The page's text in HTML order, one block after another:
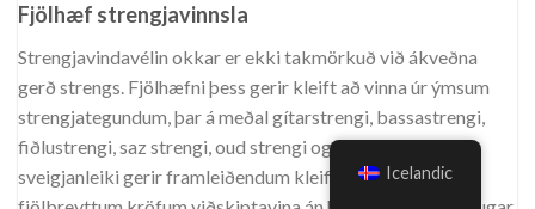
Fjölhæf strengjavinnsla
Strengjavindavélin okkar er ekki takmörkuð við ákveðna
gerð strengs. Fjölhæfni þess gerir kleift að vinna úr ýmsum
strengjategundum, þar á meðal gítarstrengi, bassastrengi,
fiðlustrengi, saz strengi, oud strengi og fleira. Þessi
sveigjanleiki gerir framleiðendum kleift að mætaIcelandic